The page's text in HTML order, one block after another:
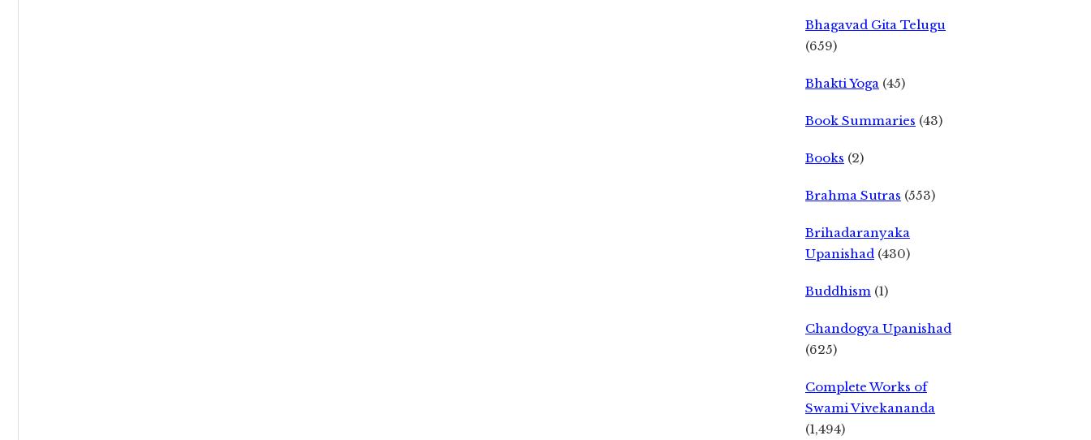
Bhagavad Gita Telugu
(659)
Bhakti Yoga (45)
Book Summaries (43)
Books (2)
Brahma Sutras (553)
Brihadaranyaka
Upanishad (430)
Buddhism (1)
Chandogya Upanishad
(625)
Complete Works of
Swami Vivekananda
(1,494)